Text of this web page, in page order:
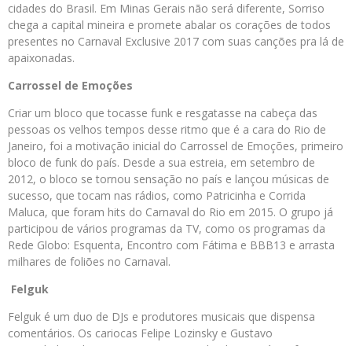
cidades do Brasil. Em Minas Gerais não será diferente, Sorriso
chega a capital mineira e promete abalar os corações de todos
presentes no Carnaval Exclusive 2017 com suas canções pra lá de
apaixonadas.
Carrossel de Emoções
Criar um bloco que tocasse funk e resgatasse na cabeça das
pessoas os velhos tempos desse ritmo que é a cara do Rio de
Janeiro, foi a motivação inicial do Carrossel de Emoções, primeiro
bloco de funk do país. Desde a sua estreia, em setembro de
2012, o bloco se tornou sensação no país e lançou músicas de
sucesso, que tocam nas rádios, como Patricinha e Corrida
Maluca, que foram hits do Carnaval do Rio em 2015. O grupo já
participou de vários programas da TV, como os programas da
Rede Globo: Esquenta, Encontro com Fátima e BBB13 e arrasta
milhares de foliões no Carnaval.
Felguk
Felguk é um duo de DJs e produtores musicais que dispensa
comentários. Os cariocas Felipe Lozinsky e Gustavo